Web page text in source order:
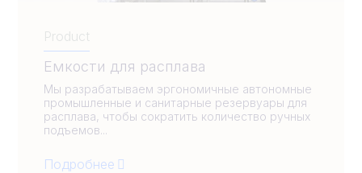
Product
Емкости для расплава
Мы разрабатываем эргономичные автономные
промышленные и санитарные резервуары для
расплава, чтобы сократить количество ручных
подъемов...
Подробнее